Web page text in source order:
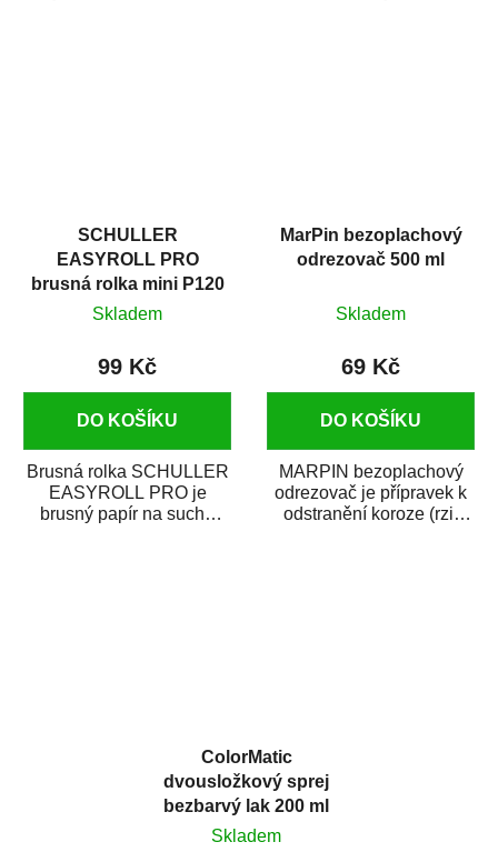
SCHULLER
EASYROLL PRO
brusná rolka mini P120
Skladem
99 Kč
DO KOŠÍKU
Brusná rolka SCHULLER
EASYROLL PRO je
brusný papír na suché
MarPin bezoplachový
odrezovač 500 ml
Skladem
69 Kč
DO KOŠÍKU
MARPIN bezoplachový
odrezovač je přípravek k
odstranění koroze (rzi)
ColorMatic
dvousložkový sprej
bezbarvý lak 200 ml
Skladem